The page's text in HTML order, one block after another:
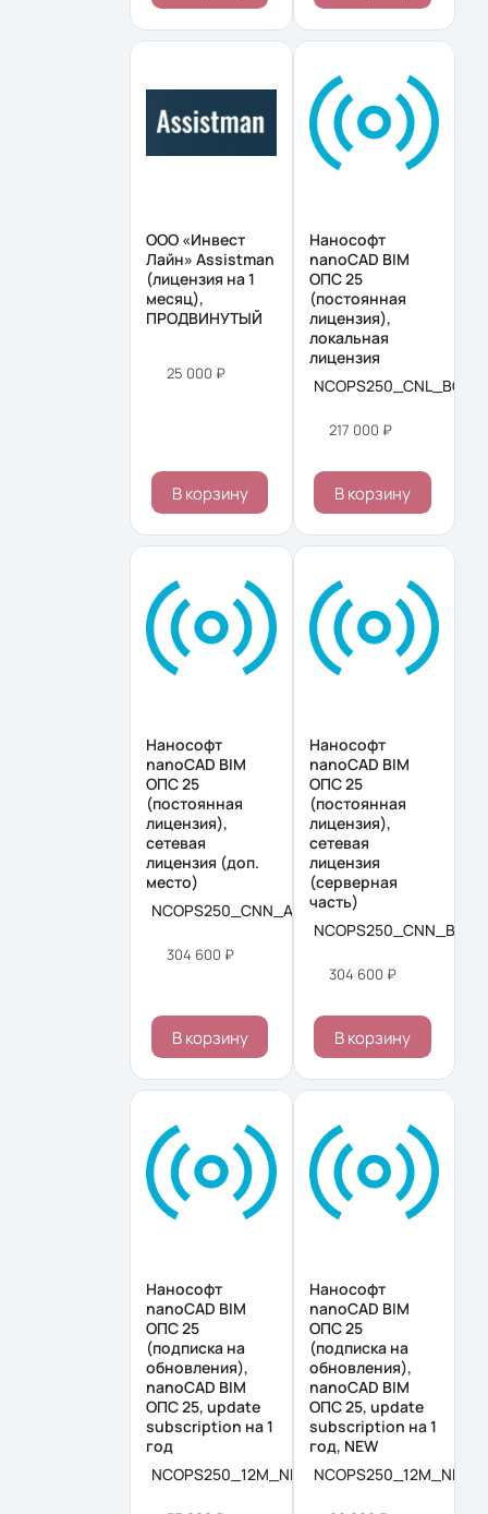
ООО «Инвест
Лайн» Assistman
(лицензия на 1
месяц),
ПРОДВИНУТЫЙ
25 000 ₽
В корзину
Нанософт
nanoCAD BIM
ОПС 25
(постоянная
лицензия),
локальная
лицензия
NCOPS250_CNL_BOX
217 000 ₽
В корзину
Нанософт
nanoCAD BIM
ОПС 25
(постоянная
лицензия),
сетевая
лицензия (доп.
место)
NCOPS250_CNN_ADD
304 600 ₽
В корзину
Нанософт
nanoCAD BIM
ОПС 25
(постоянная
лицензия),
сетевая
лицензия
(серверная
часть)
NCOPS250_CNN_BOX
304 600 ₽
В корзину
Нанософт
nanoCAD BIM
ОПС 25
(подписка на
обновления),
nanoCAD BIM
ОПС 25, update
subscription на 1
год
NCOPS250_12M_NNS
Нанософт
nanoCAD BIM
ОПС 25
(подписка на
обновления),
nanoCAD BIM
ОПС 25, update
subscription на 1
год, NEW